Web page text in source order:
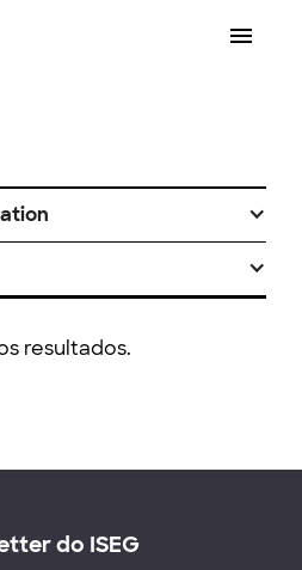
resultados.
do ISEG